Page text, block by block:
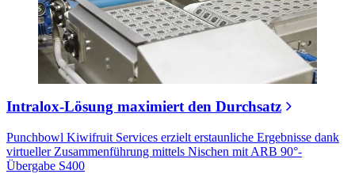
Intralox-Lösung maximiert den Durchsatz
Punchbowl Kiwifruit Services erzielt erstaunliche Ergebnisse dank
virtueller Zusammenführung mittels Nischen mit ARB 90°-
Übergabe S400